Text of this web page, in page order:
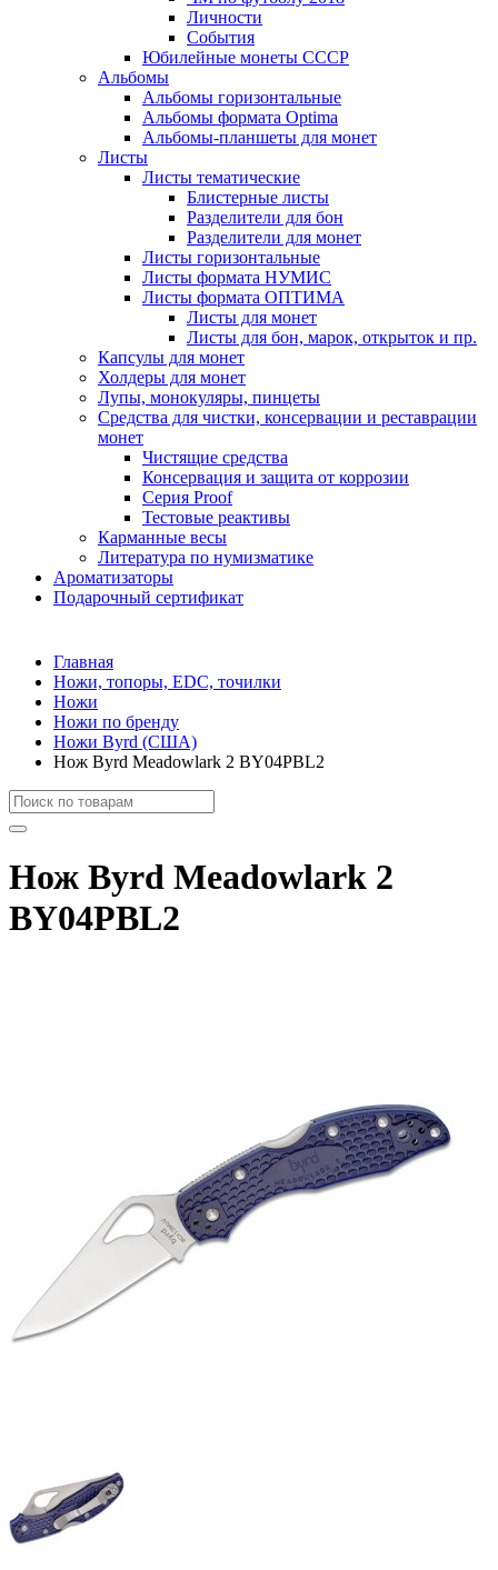
Личности
События
Юбилейные монеты СССР
Альбомы
Альбомы горизонтальные
Альбомы формата Optima
Альбомы-планшеты для монет
Листы
Листы тематические
Блистерные листы
Разделители для бон
Разделители для монет
Листы горизонтальные
Листы формата НУМИС
Листы формата ОПТИМА
Листы для монет
Листы для бон, марок, открыток и пр.
Капсулы для монет
Холдеры для монет
Лупы, монокуляры, пинцеты
Средства для чистки, консервации и реставрации
монет
Чистящие средства
Консервация и защита от коррозии
Серия Proof
Тестовые реактивы
Карманные весы
Литература по нумизматике
Ароматизаторы
Подарочный сертификат
Главная
Ножи, топоры, EDC, точилки
Ножи
Ножи по бренду
Ножи Byrd (США)
Нож Byrd Meadowlark 2 BY04PBL2
Нож Byrd Meadowlark 2
BY04PBL2